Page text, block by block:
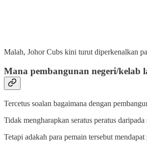
Malah, Johor Cubs kini turut diperkenalkan
Mana pembangunan negeri/kelab
Tercetus soalan bagaimana dengan
Tidak mengharapkan seratus peratus
Tetapi adakah para pemain tersebut